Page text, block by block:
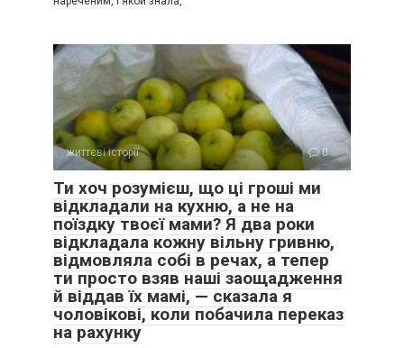
життєві історії 0
Ти хоч розумієш, що ці гроші ми
відкладали на кухню, а не на
поїздку твоєї мами? Я два роки
відкладала кожну вільну гривню,
відмовляла собі в речах, а тепер
ти просто взяв наші заощадження
й віддав їх мамі, — сказала я
чоловікові, коли побачила переказ
на рахунку